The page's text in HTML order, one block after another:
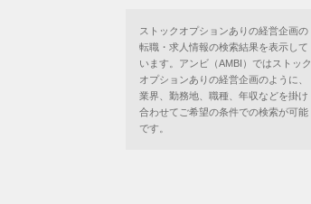
ストックオプションありの経営企画の
転職・求人情報の検索結果を表示して
います。アンビ（AMBI）ではストック
オプションありの経営企画のように、
業界、勤務地、職種、年収などを掛け
合わせてご希望の条件での検索が可能
です。